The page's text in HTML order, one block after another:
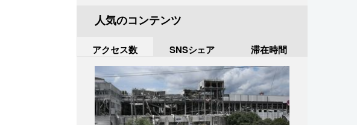
人気のコンテンツ
アクセス数 SNSシェア 滞在時間